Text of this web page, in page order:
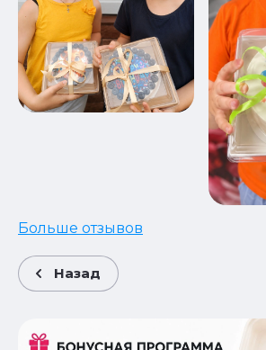
Больше отзывов
Назад